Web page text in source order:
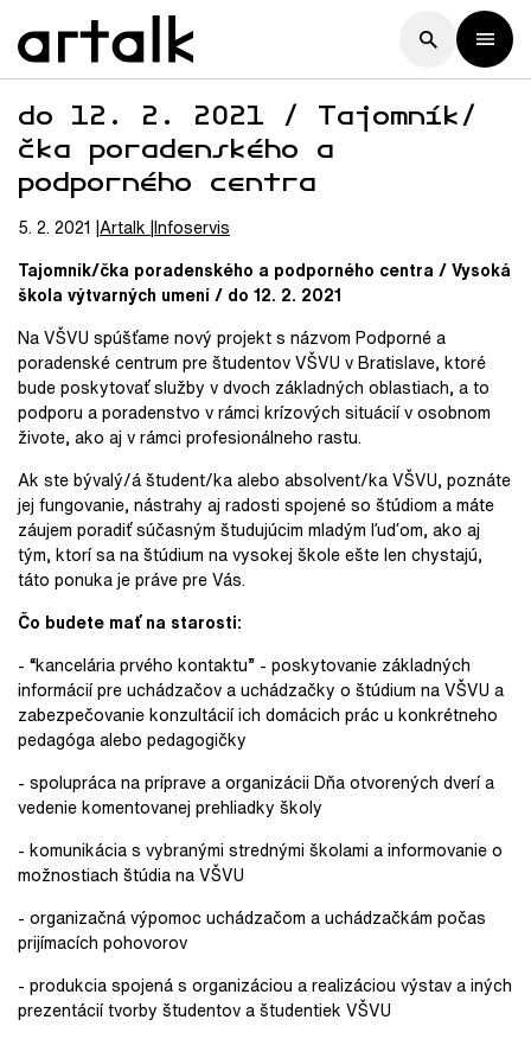
do 12. 2. 2021 / Tajomník/
čka poradenského a
podporného centra
5. 2. 2021 Artalk Infoservis
Tajomník/čka poradenského a podporného centra / Vysoká
škola výtvarných umení / do 12. 2. 2021
Na VŠVU spúšťame nový projekt s názvom Podporné a
poradenské centrum pre študentov VŠVU v Bratislave, ktoré
bude poskytovať služby v dvoch základných oblastiach, a to
podporu a poradenstvo v rámci krízových situácií v osobnom
živote, ako aj v rámci profesionálneho rastu.
Ak ste bývalý/á študent/ka alebo absolvent/ka VŠVU, poznáte
jej fungovanie, nástrahy aj radosti spojené so štúdiom a máte
záujem poradiť súčasným študujúcim mladým ľuďom, ako aj
tým, ktorí sa na štúdium na vysokej škole ešte len chystajú,
táto ponuka je práve pre Vás.
Čo budete mať na starosti:
- “kancelária prvého kontaktu” - poskytovanie základných
informácií pre uchádzačov a uchádzačky o štúdium na VŠVU a
zabezpečovanie konzultácií ich domácich prác u konkrétneho
pedagóga alebo pedagogičky
- spolupráca na príprave a organizácii Dňa otvorených dverí a
vedenie komentovanej prehliadky školy
- komunikácia s vybranými strednými školami a informovanie o
možnostiach štúdia na VŠVU
- organizačná výpomoc uchádzačom a uchádzačkám počas
prijímacích pohovorov
- produkcia spojená s organizáciou a realizáciou výstav a iných
prezentácií tvorby študentov a študentiek VŠVU